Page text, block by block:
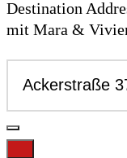
Destination
mit Mara &